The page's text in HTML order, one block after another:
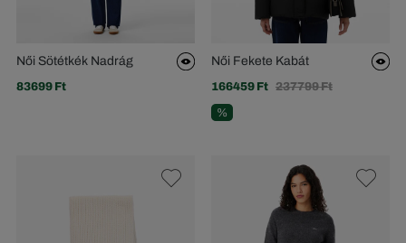
Női Sötétkék Nadrág
83699 Ft
Női Fekete Kabát
166459 Ft 237799 Ft
%